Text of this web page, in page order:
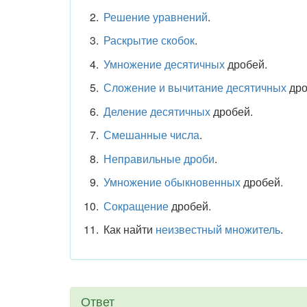
Решение уравнений.
Раскрытие скобок.
Умножение десятичныхдробей.
Сложение и вычитание десятичных
Деление десятичныхдробей.
Смешанные числа.
Неправильные дроби.
Умножение обыкновенныхдробей.
Сокращениедробей.
Как найти неизвестный множитель.
Ответ